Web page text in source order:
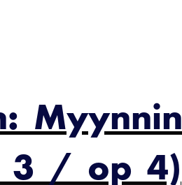
Myynnin
3 / op 4)